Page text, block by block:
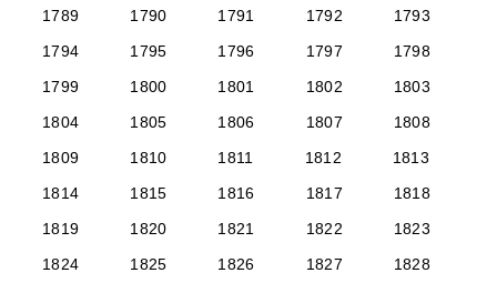
1789
1790 1791 1792
1793
1794
1795 1796 1797
1798
1799
1800 1801 1802
1803
1804
1805 1806 1807
1808
1809
1810 1811 1812
1813
1814
1815 1816 1817
1818
1819
1820 1821 1822
1823
1824
1825 1826 1827
1828